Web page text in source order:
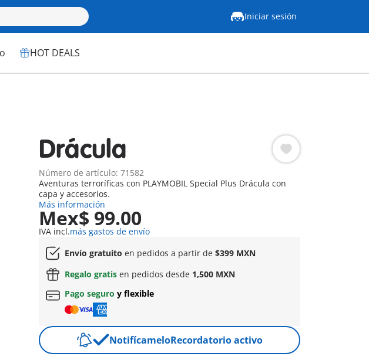
Iniciar sesión
HOT DEALS
Drácula
Número de artículo: 71582
Aventuras terroríficas con PLAYMOBIL Special Plus Drácula con
capa y accesorios.
Más información
Mex$ 99.00
IVA incl.más gastos de envío
Envío gratuito en pedidos a partir de $399 MXN
Regalo gratis en pedidos desde 1,500 MXN
Pago seguro y flexible
NotifícameloRecordatorio activo